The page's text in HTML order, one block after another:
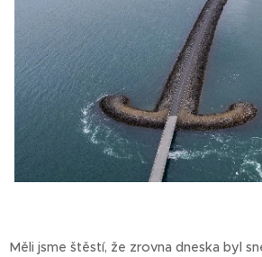
Měli jsme štěstí, že zrovna dneska byl